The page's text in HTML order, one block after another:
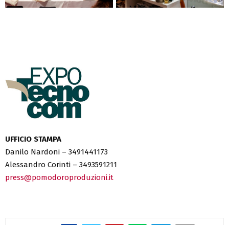
UFFICIO STAMPA
Danilo Nardoni – 3491441173
Alessandro Corinti – 3493591211
press@pomodoroproduzioni.it